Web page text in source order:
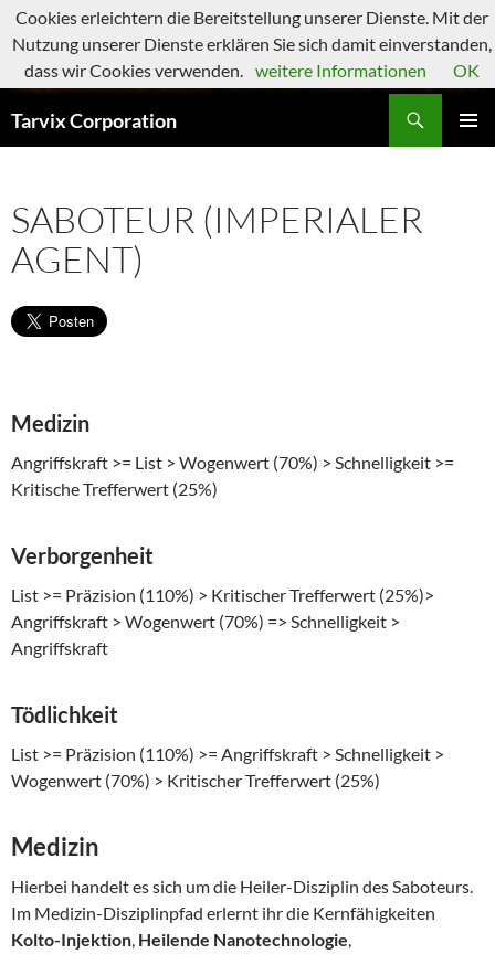
Zum
Inhalt
springen
Tarvix Corporation
SABOTEUR (IMPERIALER
AGENT)
Medizin
Angriffskraft >= List > Wogenwert (70%) > Schnelligkeit >=
Kritische Trefferwert (25%)
Verborgenheit
List >= Präzision (110%) > Kritischer Trefferwert (25%)>
Angriffskraft > Wogenwert (70%) => Schnelligkeit >
Angriffskraft
Tödlichkeit
List >= Präzision (110%) >= Angriffskraft > Schnelligkeit >
Wogenwert (70%) > Kritischer Trefferwert (25%)
Medizin
Hierbei handelt es sich um die Heiler-Disziplin des Saboteurs.
Im Medizin-Disziplinpfad erlernt ihr die Kernfähigkeiten
Kolto-Injektion, Heilende Nanotechnologie,
Cookies erleichtern die Bereitstellung unserer Dienste. Mit der
Nutzung unserer Dienste erklären Sie sich damit einverstanden,
dass wir Cookies verwenden. weitere Informationen OK